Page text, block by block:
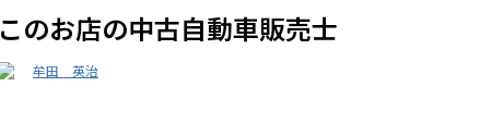
このお店の中古自動車販売士
牟田 英治